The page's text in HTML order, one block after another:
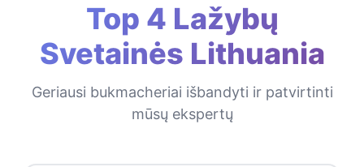
Top 4 Lažybų
Svetainės Lithuania
Geriausi bukmacheriai išbandyti ir patvirtinti
mūsų ekspertų